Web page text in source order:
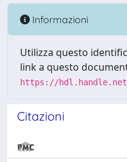
Informazioni
Utilizza questo
link a questo
https://hdl.handle.net/
Citazioni